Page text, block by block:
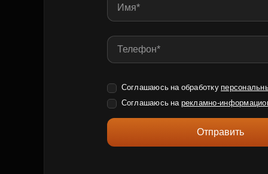
Соглашаюсь на обработку
Соглашаюсь на рекламно-
Отправить